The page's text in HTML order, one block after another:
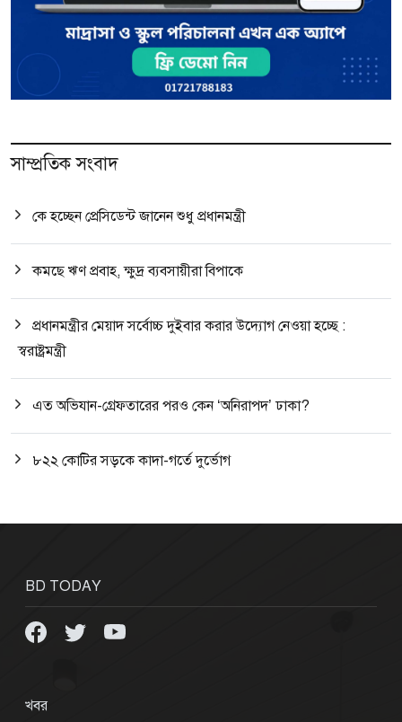
সাম্প্রতিক সংবাদ
কে হচ্ছেন প্রেসিডেন্ট জানেন শুধু প্রধানমন্ত্রী
কমছে ঋণ প্রবাহ, ক্ষুদ্র ব্যবসায়ীরা বিপাকে
প্রধানমন্ত্রীর মেয়াদ সর্বোচ্চ দুইবার করার উদ্যোগ নেওয়া হচ্ছে :
স্বরাষ্ট্রমন্ত্রী
এত অভিযান-গ্রেফতারের পরও কেন ‘অনিরাপদ’ ঢাকা?
৮২২ কোটির সড়কে কাদা-গর্তে দুর্ভোগ
BD TODAY
খবর